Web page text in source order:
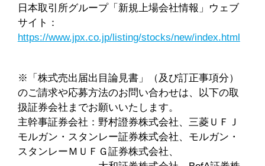
日本取引所グループ「新規上場会社情報」ウェブ
サイト：
https://www.jpx.co.jp/listing/stocks/new/index.html
※「株式売出届出目論見書」（及び訂正事項分）
のご請求や応募方法のお問い合わせは、以下の取
扱証券会社までお願いいたします。
主幹事証券会社：野村證券株式会社、三菱ＵＦＪ
モルガン・スタンレー証券株式会社、モルガン・
スタンレーＭＵＦＧ証券株式会社、